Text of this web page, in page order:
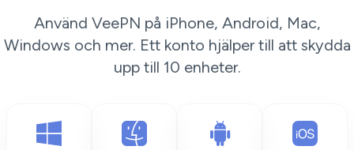
Använd VeePN på iPhone, Android, Mac,
Windows och mer. Ett konto hjälper till att skydda
upp till 10 enheter.